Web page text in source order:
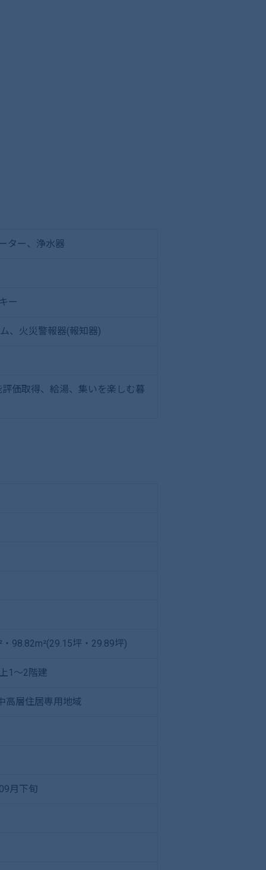
ター、浄水器
ー
、火災警報器(報知器)
価取得、給湯、集いを楽しむ暮
・98.82m²(29.15坪・29.89坪)
1～2階建
高層住居専用地域
月下旬